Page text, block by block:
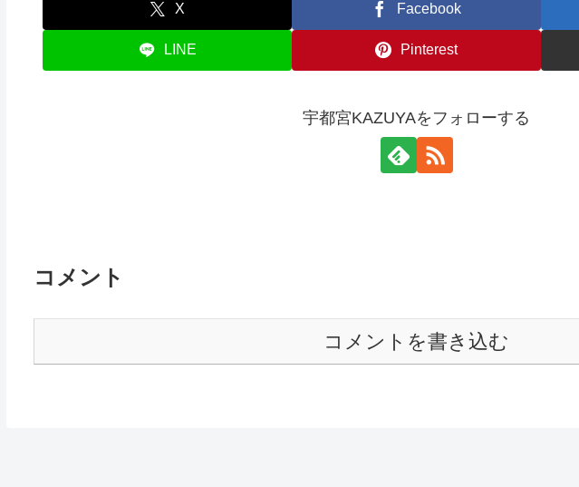
X Facebook
LINE Pinterest
宇都宮KAZUYAをフォローする
コメント
コメントを書き込む